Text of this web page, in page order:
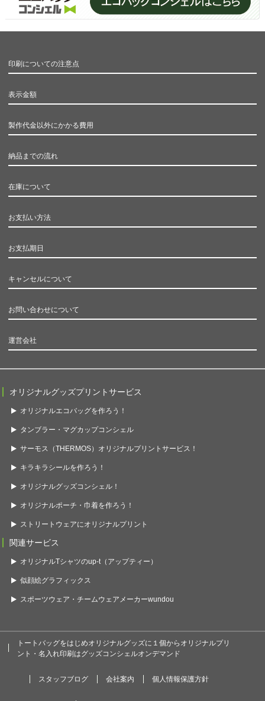
印刷についての注意点
表示金額
製作代金以外にかかる費用
納品までの流れ
在庫について
お支払い方法
お支払期日
キャンセルについて
お問い合わせについて
運営会社
オリジナルグッズプリントサービス
オリジナルエコバッグを作ろう！
タンブラー・マグカップコンシェル
サーモス（THERMOS）オリジナルプリントサービス！
キラキラシールを作ろう！
オリジナルグッズコンシェル！
オリジナルポーチ・巾着を作ろう！
ストリートウェアにオリジナルプリント
関連サービス
オリジナルTシャツのup-t（アップティー）
似顔絵グラフィックス
スポーツウェア・チームウェアメーカーwundou
トートバッグをはじめオリジナルグッズに１個からオリジナルプリ
ント・名入れ印刷はグッズコンシェルオンデマンド
スタッフブログ 会社案内 個人情報保護方針